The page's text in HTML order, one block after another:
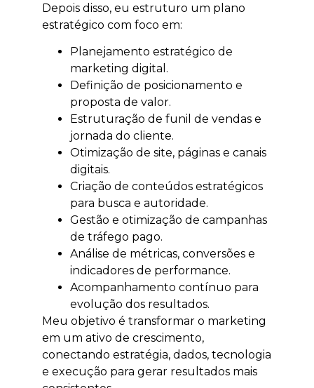
Depois disso, eu estruturo um plano
estratégico com foco em:
Planejamento estratégico de
marketing digital.
Definição de posicionamento e
proposta de valor.
Estruturação de funil de vendas e
jornada do cliente.
Otimização de site, páginas e canais
digitais.
Criação de conteúdos estratégicos
para busca e autoridade.
Gestão e otimização de campanhas
de tráfego pago.
Análise de métricas, conversões e
indicadores de performance.
Acompanhamento contínuo para
evolução dos resultados.
Meu objetivo é transformar o marketing
em um ativo de crescimento,
conectando estratégia, dados, tecnologia
e execução para gerar resultados mais